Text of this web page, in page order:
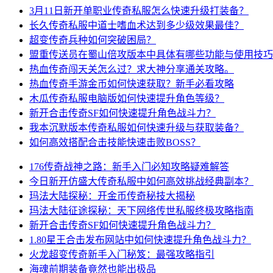
3月11日新开单职业传奇私服怎么快速升级打装备？
长久传奇私服中道士嗜血术达到多少级效果最佳？
超变传奇兵种如何突破困局？
盟重传送员在蜀山倍攻版本中具体有哪些功能与使用技
热血传奇闯天关怎么过？求大神分享通关攻略。
热血传奇手游金币如何快速获取？新手必看攻略
木瓜传奇私服电脑版如何快速提升角色等级？
新开合击传奇SF如何快速提升角色战斗力？
我本沉默版本传奇私服如何快速升级与获取装备？
如何高效搭配合击技能快速击败BOSS？
176传奇战神之路：新手入门必知攻略疑难解答
今日新开仿盛大传奇私服中如何高效挑战经典副本？
玛法大陆探秘：开金币传奇秘技大揭秘
玛法大陆征途探秘：天下网络传世私服终极攻略指南
新开合击传奇SF如何快速提升角色战斗力？
1.80星王合击发布网站中如何快速提升角色战斗力？
火龙超变传奇新手入门秘笈：最强攻略指引
海魂前期装备竟然也能出极品